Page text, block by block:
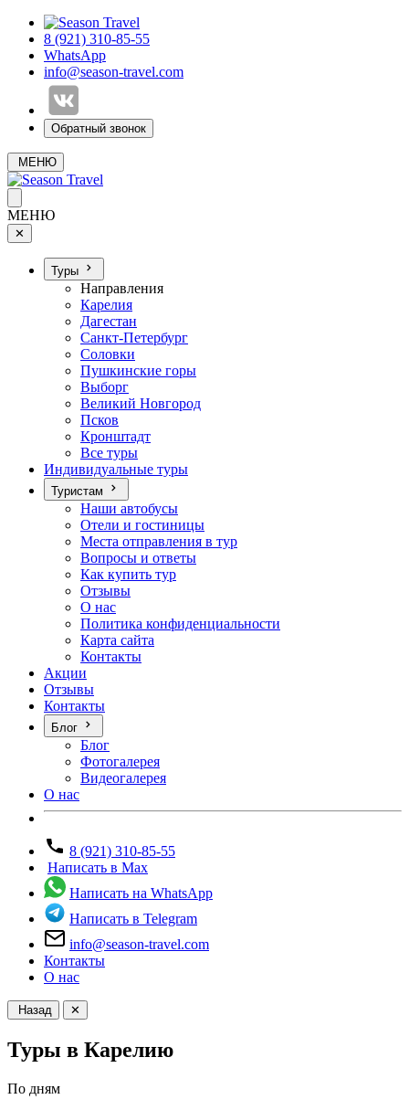
8 (921) 310-85-55
WhatsApp
info@season-travel.com
Обратный звонок
МЕНЮ
МЕНЮ
✕
Туры
Направления
Карелия
Дагестан
Санкт-Петербург
Соловки
Пушкинские горы
Выборг
Великий Новгород
Псков
Кронштадт
Все туры
Индивидуальные туры
Туристам
Наши автобусы
Отели и гостиницы
Места отправления в тур
Вопросы и ответы
Как купить тур
Отзывы
О нас
Политика конфиденциальности
Карта сайта
Контакты
Акции
Отзывы
Контакты
Блог
Блог
Фотогалерея
Видеогалерея
О нас
8 (921) 310-85-55
Написать в Max
Написать на WhatsApp
Написать в Telegram
info@season-travel.com
Контакты
О нас
Назад ✕
Туры в Карелию
По дням